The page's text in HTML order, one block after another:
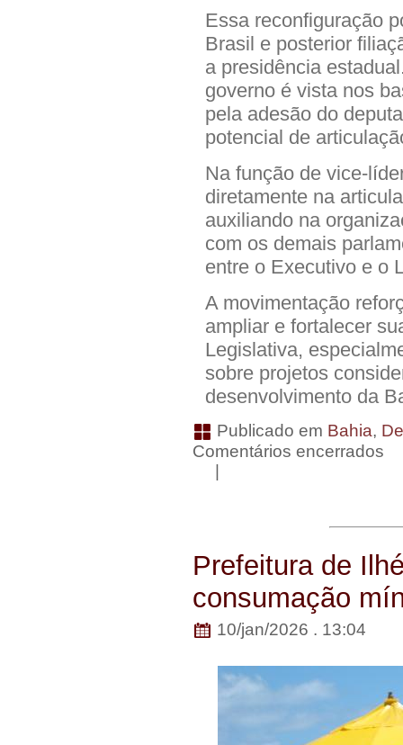
Essa reconfiguração
Brasil e posterior
a presidência
governo é vista nos
pela adesão do
potencial de
Na função de vice-
diretamente na
auxiliando na
com os demais
entre o Executivo e o
A movimentação
ampliar e fortalecer
Legislativa,
sobre projetos
desenvolvimento da
Publicado em Bahia,
Comentários encerrados
Prefeitura de
consumação
10/jan/2026 . 13:04